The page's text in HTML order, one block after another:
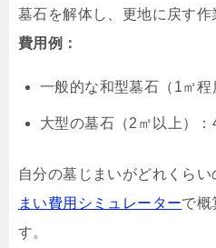
墓石を解体し、更地に戻す作
費用例：
一般的な和型墓石（1㎡
大型の墓石（2㎡以上）：
自分の墓じまいがどれくらい
まい費用シミュレーターで概
す。